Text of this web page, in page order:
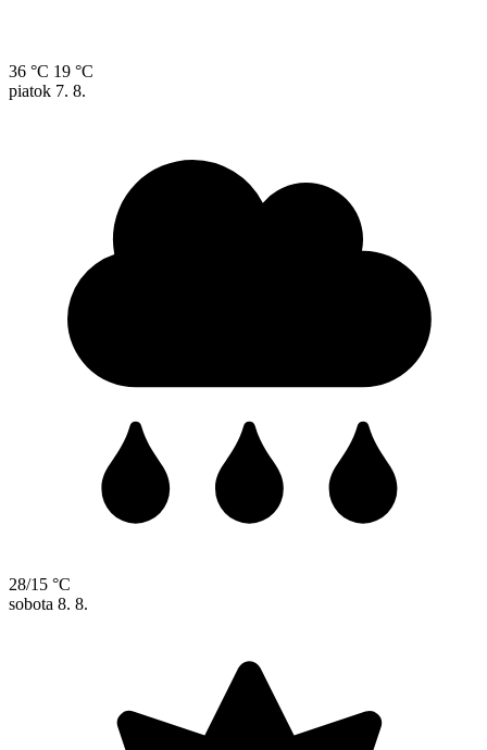
36 °C 19 °C
piatok 7. 8.
28/15 °C
sobota 8. 8.